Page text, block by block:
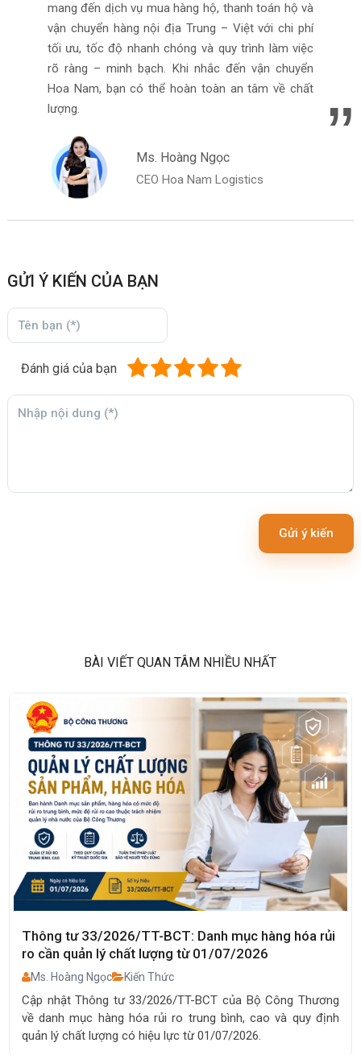
mang đến dịch vụ mua hàng hộ, thanh toán hộ và
vận chuyển hàng nội địa Trung – Việt với chi phí
tối ưu, tốc độ nhanh chóng và quy trình làm việc
rõ ràng – minh bạch. Khi nhắc đến vận chuyển
Hoa Nam, bạn có thể hoàn toàn an tâm về chất
lượng.
Ms. Hoàng Ngọc
CEO Hoa Nam Logistics
GỬI Ý KIẾN CỦA BẠN
Đánh giá của bạn
Gửi ý kiến
BÀI VIẾT QUAN TÂM NHIỀU NHẤT
Thông tư 33/2026/TT-BCT: Danh mục hàng hóa rủi
ro cần quản lý chất lượng từ 01/07/2026
Ms. Hoàng Ngọc Kiến Thức
Cập nhật Thông tư 33/2026/TT-BCT của Bộ Công Thương
về danh mục hàng hóa rủi ro trung bình, cao và quy định
quản lý chất lượng có hiệu lực từ 01/07/2026.